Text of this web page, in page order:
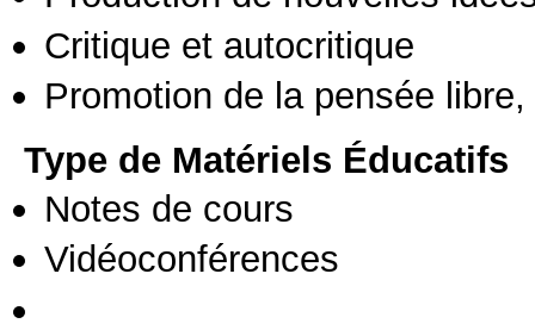
Critique et autocritique
Promotion de la pensée
Type de Matériels Éducatifs
Notes de cours
Vidéoconférences